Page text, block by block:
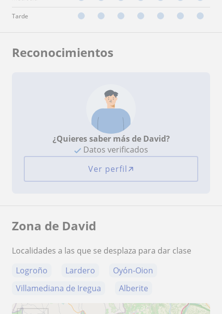
Tarde
Reconocimientos
¿Quieres saber más de David?
Datos verificados
Ver perfil
Zona de David
Localidades a las que se desplaza para dar clase
Logroño
Lardero
Oyón-Oion
Villamediana de Iregua
Alberite